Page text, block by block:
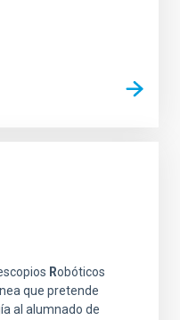
Robóticos
que pretende
al alumnado de